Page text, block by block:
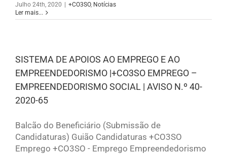
Julho 24th, 2020 | +CO3SO, Notícias
Ler mais...
SISTEMA DE APOIOS AO EMPREGO E AO
EMPREENDEDORISMO |+CO3SO EMPREGO –
EMPREENDEDORISMO SOCIAL | AVISO N.º 40-
2020-65
Balcão do Beneficiário (Submissão de
Candidaturas) Guião Candidaturas +CO3SO
Emprego +CO3SO - Emprego Empreendedorismo